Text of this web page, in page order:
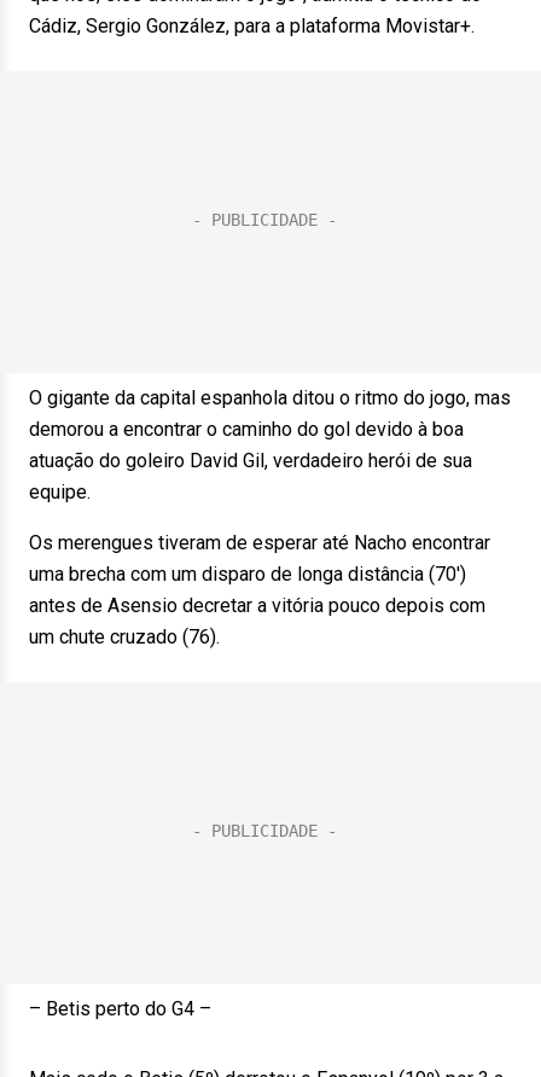
Cádiz, Sergio González, para a plataforma Movistar+.
O gigante da capital espanhola ditou o ritmo do jogo, mas
demorou a encontrar o caminho do gol devido à boa
atuação do goleiro David Gil, verdadeiro herói de sua
equipe.
Os merengues tiveram de esperar até Nacho encontrar
uma brecha com um disparo de longa distância (70′)
antes de Asensio decretar a vitória pouco depois com
um chute cruzado (76).
– Betis perto do G4 –